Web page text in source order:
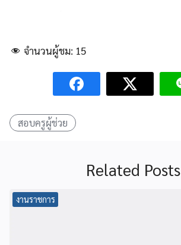
จำนวนผู้ชม: 15
สอบครูผู้ช่วย
Related Posts
งานราชการ